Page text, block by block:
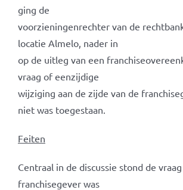
ging de
voorzieningenrechter van de
locatie Almelo, nader in
op de uitleg van een
vraag of eenzijdige
wijziging aan de zijde van de
niet was toegestaan.
Feiten
Centraal in de discussie stond de
franchisegever was